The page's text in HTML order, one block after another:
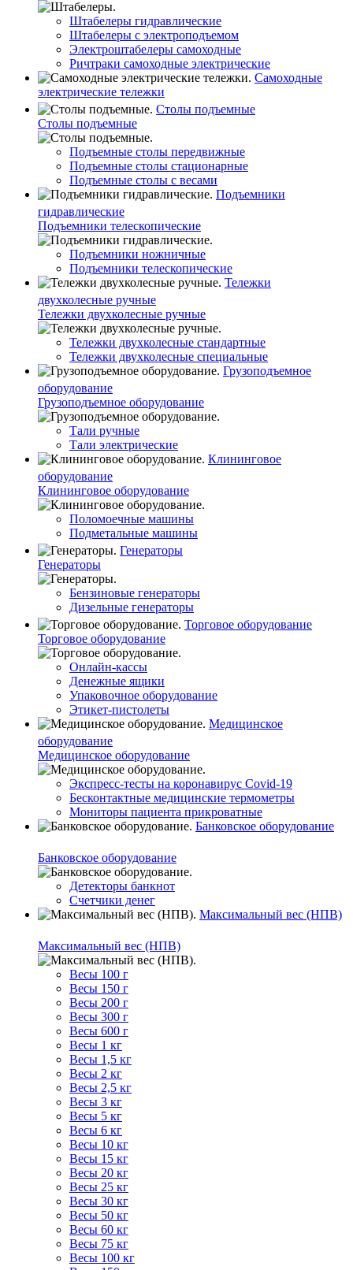
Штабелеры гидравлические
Штабелеры с электроподъемом
Электроштабелеры самоходные
Ричтраки самоходные электрические
Самоходные
электрические тележки
Столы подъемные
Столы подъемные
Подъемные столы передвижные
Подъемные столы стационарные
Подъемные столы с весами
Подъемники
гидравлические
Подъемники телескопические
Подъемники ножничные
Подъемники телескопические
Тележки
двухколесные ручные
Тележки двухколесные ручные
Тележки двухколесные стандартные
Тележки двухколесные специальные
Грузоподъемное
оборудование
Грузоподъемное оборудование
Тали ручные
Тали электрические
Клининговое
оборудование
Клининговое оборудование
Поломоечные машины
Подметальные машины
Генераторы
Генераторы
Бензиновые генераторы
Дизельные генераторы
Торговое оборудование
Торговое оборудование
Онлайн-кассы
Денежные ящики
Упаковочное оборудование
Этикет-пистолеты
Медицинское
оборудование
Медицинское оборудование
Экспресс-тесты на коронавирус Covid-19
Бесконтактные медицинские термометры
Мониторы пациента прикроватные
Банковское оборудование
Банковское оборудование
Детекторы банкнот
Счетчики денег
Максимальный вес (НПВ)
Максимальный вес (НПВ)
Весы 100 г
Весы 150 г
Весы 200 г
Весы 300 г
Весы 600 г
Весы 1 кг
Весы 1,5 кг
Весы 2 кг
Весы 2,5 кг
Весы 3 кг
Весы 5 кг
Весы 6 кг
Весы 10 кг
Весы 15 кг
Весы 20 кг
Весы 25 кг
Весы 30 кг
Весы 50 кг
Весы 60 кг
Весы 75 кг
Весы 100 кг